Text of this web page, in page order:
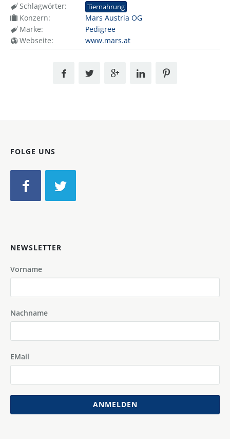
Schlagwörter:
Tiernahrung
Konzern:
Mars Austria OG
Marke:
Pedigree
Webseite:
www.mars.at
FOLGE UNS
NEWSLETTER
Vorname
Nachname
EMail
ANMELDEN